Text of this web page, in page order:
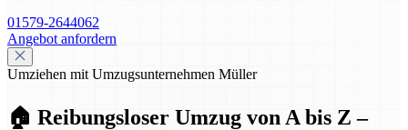
01579-2644062
Angebot anfordern
Umziehen mit Umzugsunternehmen Müller
🏠 Reibungsloser Umzug von A bis Z –